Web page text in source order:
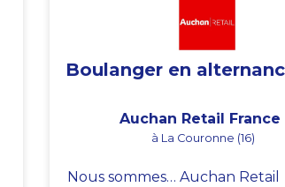
Boulanger en
Auchan Retail France
à La Couronne (16)
Nous sommes… Auchan Retail